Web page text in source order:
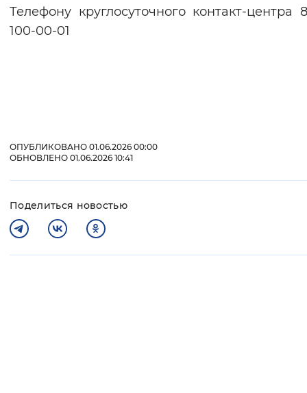
Телефону круглосуточного контакт-центра
100-00-01
ОПУБЛИКОВАНО 01.06.2026 00:00
ОБНОВЛЕНО 01.06.2026 10:41
Поделиться новостью